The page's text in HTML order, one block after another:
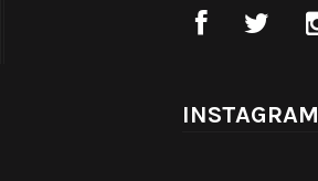
INSTAGRAM